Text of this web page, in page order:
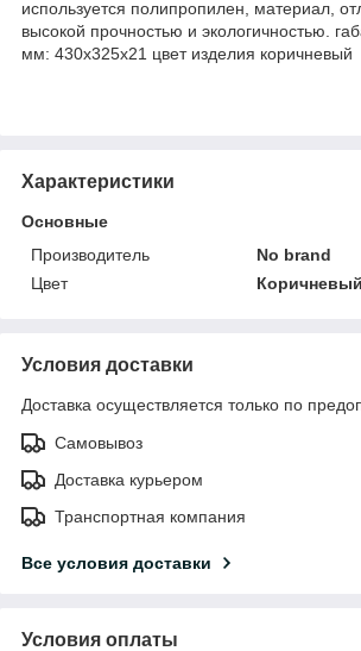
используется полипропилен, материал,
высокой прочностью и экологичностью.
мм: 430x325х21 цвет изделия коричневый
Характеристики
Основные
Производитель
No brand
Цвет
Коричневый
Условия доставки
Доставка осуществляется только по
Самовывоз
Доставка курьером
Транспортная компания
Все условия доставки
Условия оплаты